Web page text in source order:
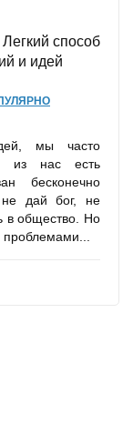
способ
и идей
мы часто
из нас есть
бесконечно
дай бог, не
в общество. Но